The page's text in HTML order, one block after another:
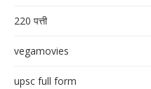
220 पत्ती
vegamovies
upsc full form